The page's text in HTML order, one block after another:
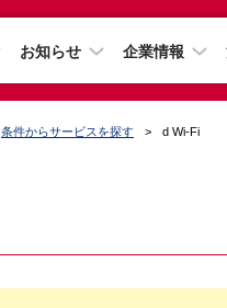
お知らせ 企業情報
条件からサービスを探す d Wi-Fi